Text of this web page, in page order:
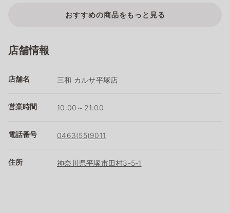
おすすめの商品をもっと見る
店舗情報
店舗名 三和 カルサ平塚店
営業時間 10:00～21:00
電話番号 0463(55)9011
住所 神奈川県平塚市田村3-5-1